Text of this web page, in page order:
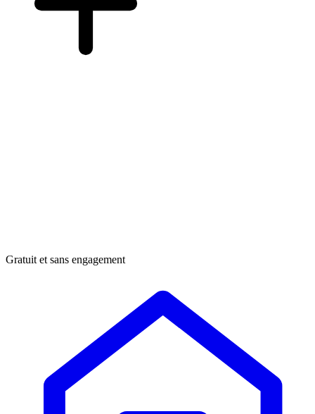
Gratuit et sans engagement